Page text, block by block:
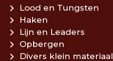
Lood en Tungsten
Haken
Lijn en Leaders
Opbergen
Divers klein materiaal